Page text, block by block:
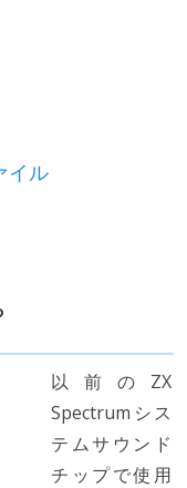
イル
以前のZX
Spectrumシス
テムサウンド
チップで使用